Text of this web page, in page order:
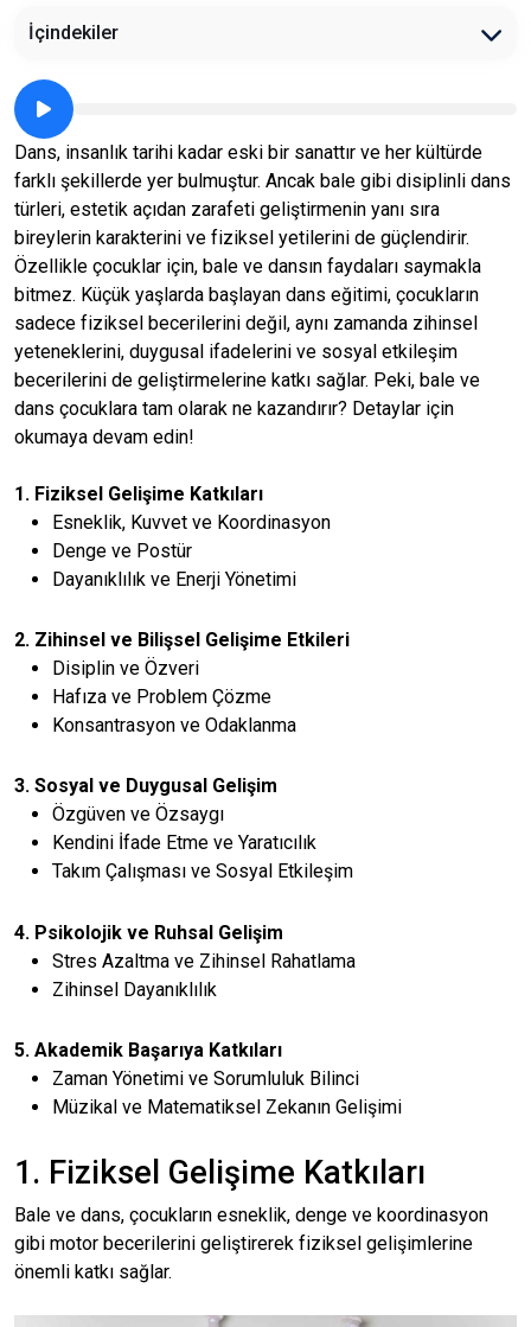
İçindekiler
Dans, insanlık tarihi kadar eski bir sanattır ve her kültürde
farklı şekillerde yer bulmuştur. Ancak bale gibi disiplinli dans
türleri, estetik açıdan zarafeti geliştirmenin yanı sıra
bireylerin karakterini ve fiziksel yetilerini de güçlendirir.
Özellikle çocuklar için, bale ve dansın faydaları saymakla
bitmez. Küçük yaşlarda başlayan dans eğitimi, çocukların
sadece fiziksel becerilerini değil, aynı zamanda zihinsel
yeteneklerini, duygusal ifadelerini ve sosyal etkileşim
becerilerini de geliştirmelerine katkı sağlar. Peki, bale ve
dans çocuklara tam olarak ne kazandırır? Detaylar için
okumaya devam edin!
1. Fiziksel Gelişime Katkıları
Esneklik, Kuvvet ve Koordinasyon
Denge ve Postür
Dayanıklılık ve Enerji Yönetimi
2. Zihinsel ve Bilişsel Gelişime Etkileri
Disiplin ve Özveri
Hafıza ve Problem Çözme
Konsantrasyon ve Odaklanma
3. Sosyal ve Duygusal Gelişim
Özgüven ve Özsaygı
Kendini İfade Etme ve Yaratıcılık
Takım Çalışması ve Sosyal Etkileşim
4. Psikolojik ve Ruhsal Gelişim
Stres Azaltma ve Zihinsel Rahatlama
Zihinsel Dayanıklılık
5. Akademik Başarıya Katkıları
Zaman Yönetimi ve Sorumluluk Bilinci
Müzikal ve Matematiksel Zekanın Gelişimi
1. Fiziksel Gelişime Katkıları
Bale ve dans, çocukların esneklik, denge ve koordinasyon
gibi motor becerilerini geliştirerek fiziksel gelişimlerine
önemli katkı sağlar.